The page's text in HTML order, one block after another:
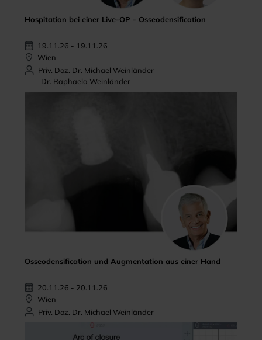
Hospitation bei einer Live-OP - Osseodensification
19.11.26 - 19.11.26
Wien
Priv. Doz. Dr. Michael Weinländer
Dr. Raphaela Weinländer
Osseodensification und Augmentation aus einer Hand
20.11.26 - 20.11.26
Wien
Priv. Doz. Dr. Michael Weinländer